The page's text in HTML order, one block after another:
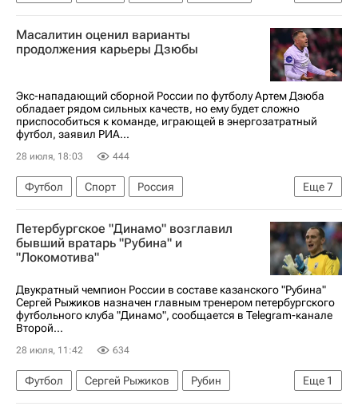
Светлана Журова
Акрон
Госдума РФ
Адана Демирспор
Артём Дзюба
Спартак Москва
РПЛ 2026-2027 (Чемпионат России по футболу)
Масалитин оценил варианты
продолжения карьеры Дзюбы
Экс-нападающий сборной России по футболу Артем Дзюба
обладает рядом сильных качеств, но ему будет сложно
приспособиться к команде, играющей в энергозатратный
футбол, заявил РИА...
28 июля, 18:03 444
Еще7
Футбол Спорт
Россия
Валерий Масалитин
Акрон
Адана Демирспор
Артём Дзюба
Акрон (Тольятти)
Петербургское "Динамо" возглавил
бывший вратарь "Рубина" и
"Локомотива"
Двукратный чемпион России в составе казанского "Рубина"
Сергей Рыжиков назначен главным тренером петербургского
футбольного клуба "Динамо", сообщается в Telegram-канале
Второй...
28 июля, 11:42 634
Еще 1
Футбол Сергей Рыжиков
Рубин
Трансферы